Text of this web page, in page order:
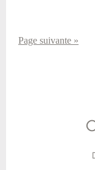
Page suivante »